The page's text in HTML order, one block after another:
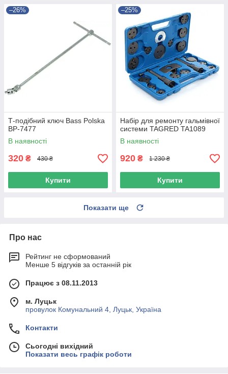
–26%
Т-подібний ключ Bass Polska
BP-7477
В наявності
320 ₴ 430 ₴
Купити
–25%
Набір для ремонту гальмівної
системи TAGRED TA1089
В наявності
920 ₴ 1 230 ₴
Купити
Показати ще
Про нас
Рейтинг не сформований
Менше 5 відгуків за останній рік
Працює з 08.11.2013
м. Луцьк
провулок Комунальний 4, Луцьк, Україна
Контакти
Сьогодні вихідний
Показати весь графік роботи